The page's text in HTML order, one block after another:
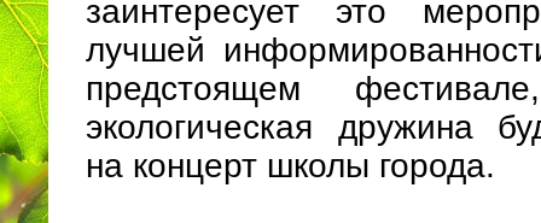
заинтересует это
лучшей
предстоящем
экологическая дружина
на концерт школы города.